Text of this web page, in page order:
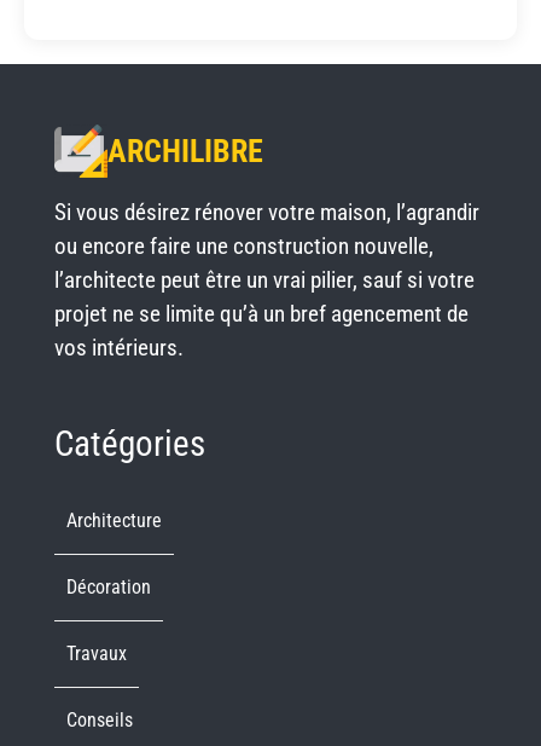
ARCHILIBRE
Si vous désirez rénover votre maison, l’agrandir
ou encore faire une construction nouvelle,
l’architecte peut être un vrai pilier, sauf si votre
projet ne se limite qu’à un bref agencement de
vos intérieurs.
Catégories
Architecture
Décoration
Travaux
Conseils